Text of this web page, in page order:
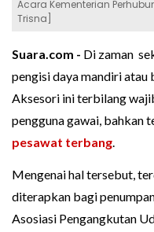
Acara Kementerian
Trisna]
Suara.com - Di zaman
pengisi daya mandiri
Aksesori ini terbilang
pengguna gawai, bahkan
pesawat terbang.
Mengenai hal tersebut,
diterapkan bagi
Asosiasi Pengangkutan